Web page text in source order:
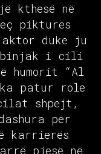
kthesë në
pikturës
duke ju
i cili
humorit “Al
ka patur role
cilat shpejt,
per
karrierës
pjesë në